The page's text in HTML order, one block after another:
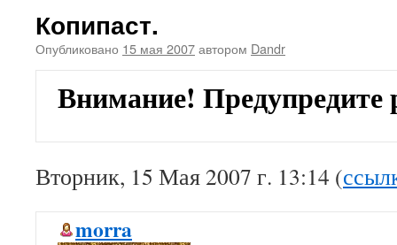
Копипаст.
Опубликовано 15 мая 2007автором Dandr
Внимание! Предупредите
Вторник, 15 Мая 2007 г. 13:14 (
morra